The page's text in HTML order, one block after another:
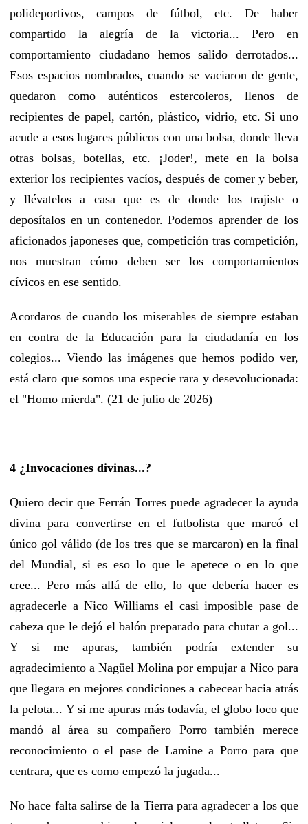
polideportivos, campos de fútbol, etc. De haber
compartido la alegría de la victoria... Pero en
comportamiento ciudadano hemos salido derrotados...
Esos espacios nombrados, cuando se vaciaron de gente,
quedaron como auténticos estercoleros, llenos de
recipientes de papel, cartón, plástico, vidrio, etc. Si uno
acude a esos lugares públicos con una bolsa, donde lleva
otras bolsas, botellas, etc. ¡Joder!, mete en la bolsa
exterior los recipientes vacíos, después de comer y beber,
y llévatelos a casa que es de donde los trajiste o
deposítalos en un contenedor. Podemos aprender de los
aficionados japoneses que, competición tras competición,
nos muestran cómo deben ser los comportamientos
cívicos en ese sentido.
Acordaros de cuando los miserables de siempre estaban
en contra de la Educación para la ciudadanía en los
colegios... Viendo las imágenes que hemos podido ver,
está claro que somos una especie rara y desevolucionada:
el "Homo mierda". (21 de julio de 2026)
4 ¿Invocaciones divinas...?
Quiero decir que Ferrán Torres puede agradecer la ayuda
divina para convertirse en el futbolista que marcó el
único gol válido (de los tres que se marcaron) en la final
del Mundial, si es eso lo que le apetece o en lo que
cree... Pero más allá de ello, lo que debería hacer es
agradecerle a Nico Williams el casi imposible pase de
cabeza que le dejó el balón preparado para chutar a gol...
Y si me apuras, también podría extender su
agradecimiento a Nagüel Molina por empujar a Nico para
que llegara en mejores condiciones a cabecear hacia atrás
la pelota... Y si me apuras más todavía, el globo loco que
mandó al área su compañero Porro también merece
reconocimiento o el pase de Lamine a Porro para que
centrara, que es como empezó la jugada...
No hace falta salirse de la Tierra para agradecer a los que